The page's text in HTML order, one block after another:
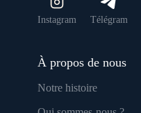
Instagram Télégram
À propos de nous
Notre histoire